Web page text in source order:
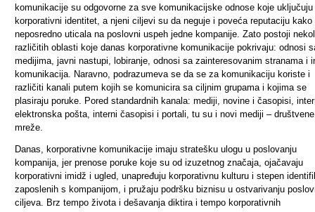
komunikacije su odgovorne za sve komunikacijske odnose koje uključuju
korporativni identitet, a njeni ciljevi su da neguje i poveća reputaciju kako
neposredno uticala na poslovni uspeh jedne kompanije. Zato postoji
različitih oblasti koje danas korporativne komunikacije pokrivaju: odnosi
medijima, javni nastupi, lobiranje, odnosi sa zainteresovanim stranama i
komunikacija. Naravno, podrazumeva se da se za komunikaciju koriste i
različiti kanali putem kojih se komunicira sa ciljnim grupama i kojima se
plasiraju poruke. Pored standardnih kanala: mediji, novine i časopisi,
elektronska pošta, interni časopisi i portali, tu su i novi mediji – društvene
mreže.
Danas, korporativne komunikacije imaju stratešku ulogu u poslovanju
kompanija, jer prenose poruke koje su od izuzetnog značaja, ojačavaju
korporativni imidž i ugled, unapređuju korporativnu kulturu i stepen
zaposlenih s kompanijom, i pružaju podršku biznisu u ostvarivanju
ciljeva. Brz tempo života i dešavanja diktira i tempo korporativnih